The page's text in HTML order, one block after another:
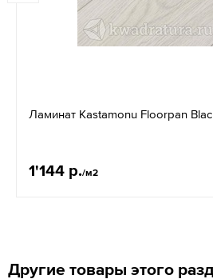
Ламинат Kastamonu Floorpan
1'144 р./м2
Другие товары этого